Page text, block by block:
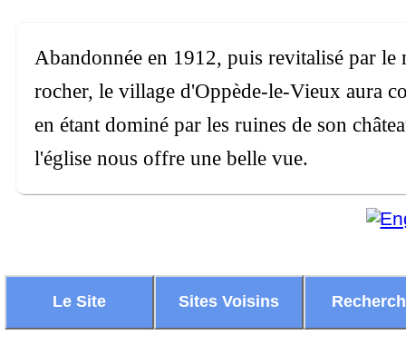
Abandonnée en 1912, puis revitalisé par
rocher, le village d'Oppède-le-Vieux aura
en étant dominé par les ruines de son
l'église nous offre une belle vue.
Le Site Sites Voisins